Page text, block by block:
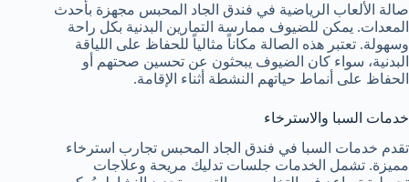
صالة الألعاب الرياضية في فندق الجاد المحبس مجهزة بأحدث
المعدات. يمكن للضيوف ممارسة التمارين البدنية بكل راحة
وسهولة. تعتبر هذه الصالة مكاناً مثالياً للحفاظ على اللياقة
البدنية، سواء كان الضيوف يبحثون عن تحسين صحتهم أو
الحفاظ على أنماط حياتهم النشطة أثناء الإقامة.
خدمات السبا والاسترخاء
تقدم خدمات السبا في فندق الجاد المحبس تجارب استرخاء
مميزة. تشمل الخدمات جلسات تدليك مريحة وعلاجات